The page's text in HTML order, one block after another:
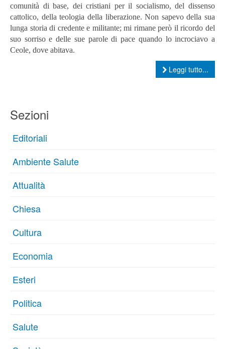
comunità di base, dei cristiani per il socialismo, del dissenso
cattolico, della teologia della liberazione. Non sapevo della sua
lunga storia di credente e militante; mi rimane però il ricordo del
suo sorriso e delle sue parole di pace quando lo incrociavo a
Ceole, dove abitava.
Leggi tutto...
Sezioni
Editoriali
Ambiente Salute
Attualità
Chiesa
Cultura
Economia
Esteri
Politica
Salute